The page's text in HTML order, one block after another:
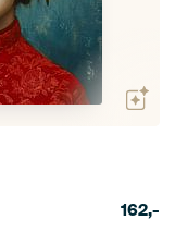
162,-